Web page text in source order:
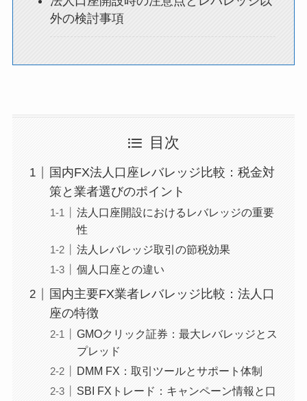
外の検討事項
目次
国内FX法人口座レバレッジ比較：税金対
策と業者選びのポイント
法人口座開設におけるレバレッジの重要
性
法人レバレッジ取引の節税効果
個人口座との違い
国内主要FX業者レバレッジ比較：法人口
座の特徴
GMOクリック証券：最大レバレッジとス
プレッド
DMM FX：取引ツールとサポート体制
SBI FXトレード：キャンペーン情報と口